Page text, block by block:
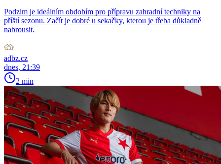
Podzim je ideálním obdobím pro přípravu zahradní techniky na
příští sezonu. Začít je dobré u sekačky, kterou je třeba důkladně
nabrousit.
adbz.cz
dnes, 21:39
2 min